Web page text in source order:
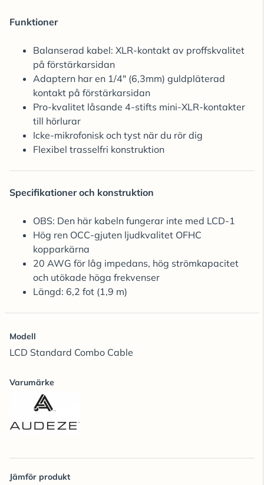
Funktioner
Balanserad kabel: XLR-kontakt av proffskvalitet
på förstärkarsidan
Adaptern har en 1/4" (6,3mm) guldpläterad
kontakt på förstärkarsidan
Pro-kvalitet låsande 4-stifts mini-XLR-kontakter
till hörlurar
Icke-mikrofonisk och tyst när du rör dig
Flexibel trasselfri konstruktion
Specifikationer och konstruktion
OBS: Den här kabeln fungerar inte med LCD-1
Hög ren OCC-gjuten ljudkvalitet OFHC
kopparkärna
20 AWG för låg impedans, hög strömkapacitet
och utökade höga frekvenser
Längd: 6,2 fot (1,9 m)
Modell
LCD Standard Combo Cable
Varumärke
Jämför produkt